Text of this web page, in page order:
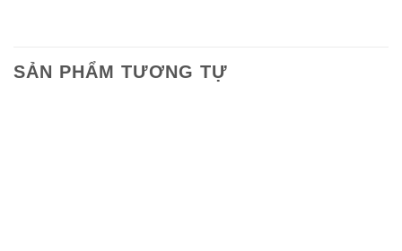
SẢN PHẨM TƯƠNG TỰ